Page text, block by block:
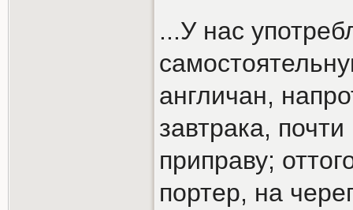
...У нас
англичан,
завтрака,
приправу;
портер, на